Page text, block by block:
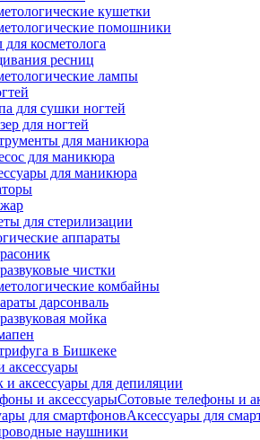
кушетки
помошники
для косметолога
ресниц
лампы
для сушки ногтей
для ногтей
для маникюра
для маникюра
для маникюра
для стерилизации
аппараты
чистки
комбайны
дарсонваль
мойка
в Бишкеке
аксессуары
и аксессуары для депиляции
Сотовые телефоны и
Аксессуары для
наушники